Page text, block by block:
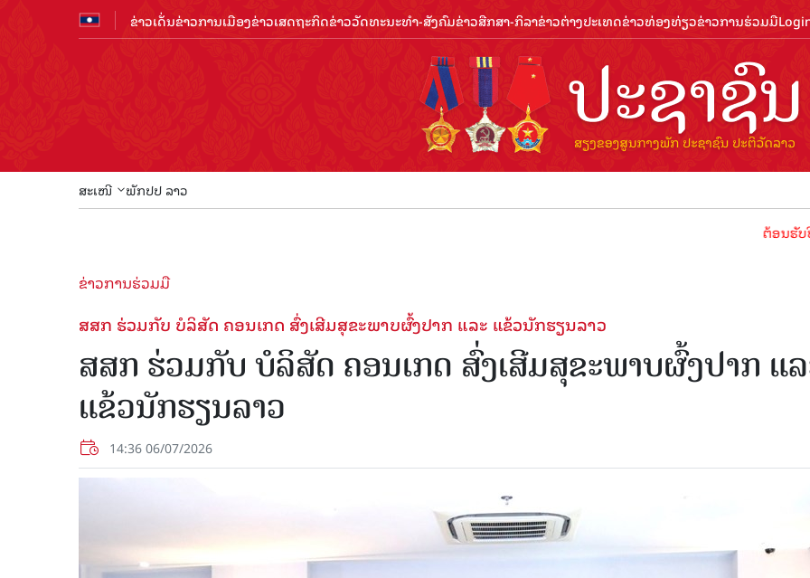
ຂ່າວເດັ່ນຂ່າວການເມືອງຂ່າວເສດຖະກິດຂ່າວວັດທະນະທຳ-ສັງຄົມຂ່າວສືກສາ-ກິລາຂ່າວຕ່າງປະເທດຂ່າວທ່ອງທ່ຽວຂ່າວການຮ່ວມມື
ສະເໜີ ພັກປປ ລາວ
ຕ້ອນຮັບປີທ່ອງທ່
ຂ່າວການຮ່ວມມື
ສສກ ຮ່ວມກັບ ບໍລິສັດ ຄອນເກດ ສົ່ງເສີມສຸຂະພາບຜົ້ງປາກ ແລະ ແຂ້ວນັກຮຽນລາວ
ສສກ ຮ່ວມກັບ ບໍລິສັດ ຄອນເກດ ສົ່ງເສີມສຸຂະພາບຜົ້ງປາກ ແ
ແຂ້ວນັກຮຽນລາວ
14:36 06/07/2026